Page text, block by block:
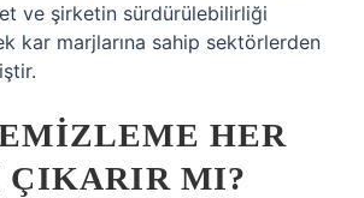
ve şirketin sürdürülebilirliği
kar marjlarına sahip sektörlerden
HER
MI?